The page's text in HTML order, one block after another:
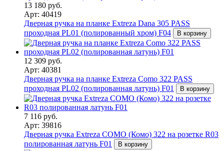
13 180 руб.
Арт: 40419
Дверная ручка на планке Extreza Dana 305 PASS
проходная PL01 (полированный хром) F04
В корзину
12 309 руб.
Арт: 40381
Дверная ручка на планке Extreza Como 322 PASS
проходная PL02 (полированная латунь) F01
В корзину
7 116 руб.
Арт: 39816
Дверная ручка Extreza COMO (Комо) 322 на розетке R03
полированная латунь F01
В корзину